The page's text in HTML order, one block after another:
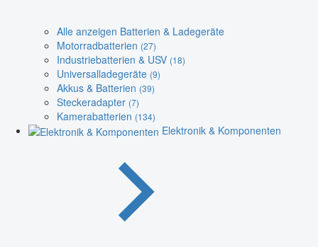
Alle anzeigen Batterien & Ladegeräte
Motorradbatterien (27)
Industriebatterien & USV (18)
Universalladegeräte (9)
Akkus & Batterien (39)
Steckeradapter (7)
Kamerabatterien (134)
Elektronik & Komponenten